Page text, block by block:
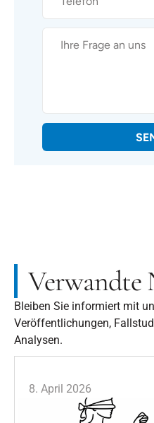
Verwandte
Bleiben Sie informiert mit
Veröffentlichungen,
Analysen.
8. April 2026